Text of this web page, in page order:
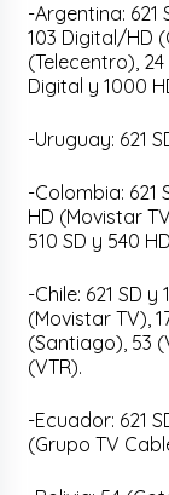
-Argentina: 621
103 Digital/HD
(Telecentro), 24
Digital y 1000
-Uruguay: 621
-Colombia: 621
HD (Movistar
510 SD y 540
-Chile: 621 SD y
(Movistar TV),
(Santiago), 53
(VTR).
-Ecuador: 621
(Grupo TV